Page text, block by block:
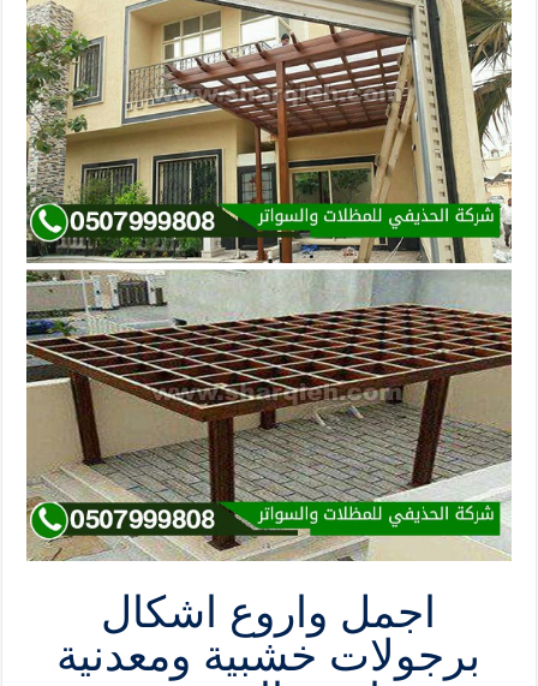
اجمل واروع اشكال
برجولات خشبية ومعدنية